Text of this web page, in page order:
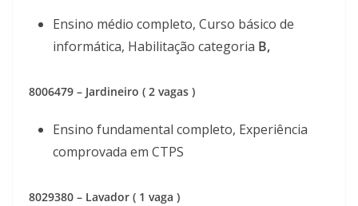
Ensino médio completo, Curso básico de
informática, Habilitação categoria B,
8006479 – Jardineiro ( 2 vagas )
Ensino fundamental completo, Experiência
comprovada em CTPS
8029380 – Lavador ( 1 vaga )